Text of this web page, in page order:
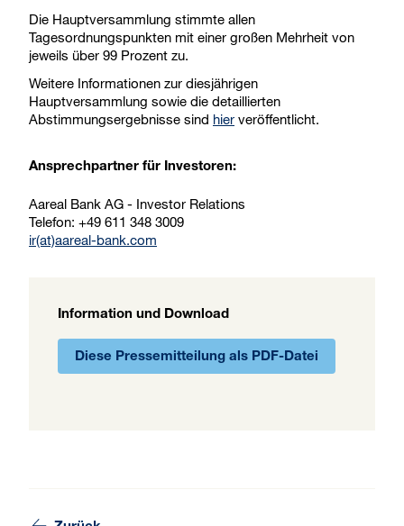
Die Hauptversammlung stimmte allen
Tagesordnungspunkten mit einer großen Mehrheit von
jeweils über 99 Prozent zu.
Weitere Informationen zur diesjährigen
Hauptversammlung sowie die detaillierten
Abstimmungsergebnisse sind hier veröffentlicht.
Ansprechpartner für Investoren:
Aareal Bank AG - Investor Relations
Telefon: +49 611 348 3009
ir(at)aareal-bank.com
Information und Download
Diese Pressemitteilung als PDF-Datei